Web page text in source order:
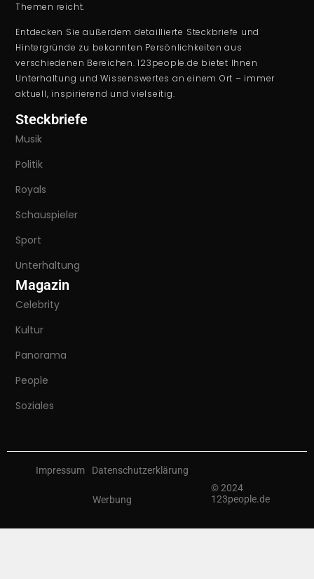
Themen reicht.
Entdecken Sie außerdem detaillierte Steckbriefe und
Hintergründe zu bekannten Persönlichkeiten aus
verschiedenen Bereichen. 123people.de bietet Ihnen
Unterhaltung und Wissenswertes an einem Ort – immer
aktuell, inspirierend und vielseitig.
Steckbriefe
Musik
Politik
Royals
Schauspieler
Sport
Unterhaltung
Magazin
Celebrity
Kultur
Panorama
People
Soziales
© 2024
123people.de
Impressum Datenschutzerklärung
Werbung